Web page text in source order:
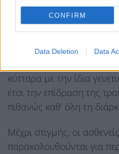
CONFIRM
Data Deletion Data
αντικαταστήσει τις
καθημερινά χάπια,
στοχεύει η θεραπεία
300 ημέρες. Μόλις τα
κύτταρα με την ίδια
έτσι την επίδραση της
πιθανώς καθ’ όλη τη
Μέχρι στιγμής, οι
παρακολουθούνται για